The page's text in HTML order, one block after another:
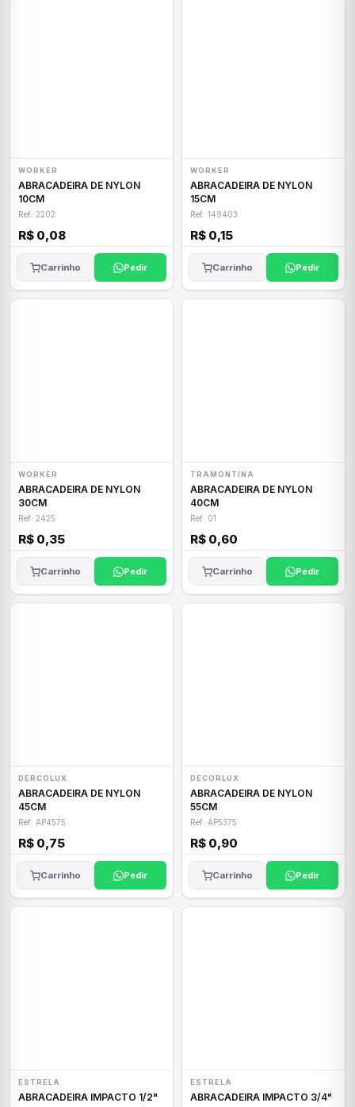
WORKER
ABRACADEIRA DE NYLON
10CM
Ref: 2202
R$ 0,08
Carrinho Pedir
WORKER
ABRACADEIRA DE NYLON
15CM
Ref: 149403
R$ 0,15
Carrinho Pedir
WORKER
ABRACADEIRA DE NYLON
30CM
Ref: 2425
R$ 0,35
Carrinho Pedir
TRAMONTINA
ABRACADEIRA DE NYLON
40CM
Ref: 01
R$ 0,60
Carrinho Pedir
DERCOLUX
ABRACADEIRA DE NYLON
45CM
Ref: AP4575
R$ 0,75
Carrinho Pedir
DECORLUX
ABRACADEIRA DE NYLON
55CM
Ref: AP5375
R$ 0,90
Carrinho Pedir
ESTRELA
ABRACADEIRA IMPACTO 1/2"
ESTRELA
ABRACADEIRA IMPACTO 3/4"